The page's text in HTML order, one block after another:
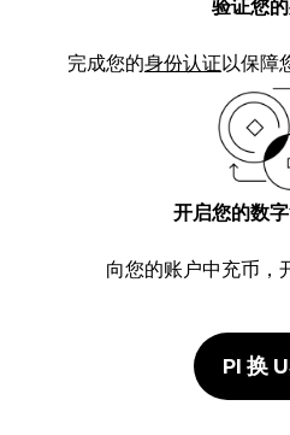
验证您
完成您的身份认证以保障
开启您的数
向您的账户中充币，
PI 换